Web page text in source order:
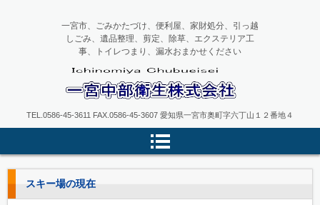
一宮中部衛生
一宮市、ごみかたづけ、便利屋、家財処分、引っ越
しごみ、遺品整理、剪定、除草、エクステリア工
事、トイレつまり、漏水おまかせください
TEL.0586-45-3611 FAX.0586-45-3607 愛知県一宮市奥町字六丁山１２番地４
スキー場の現在